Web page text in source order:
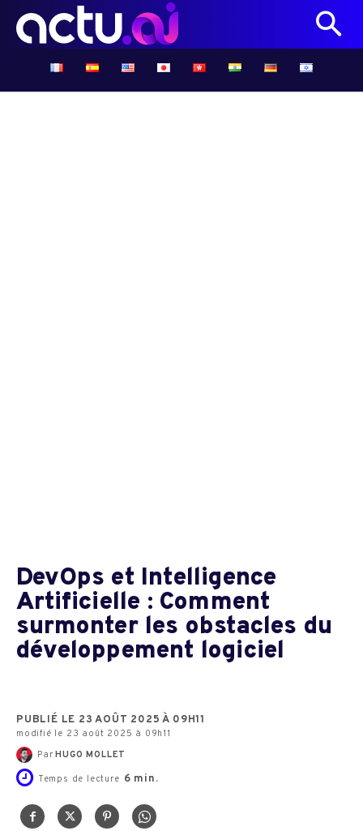
DevOps et Intelligence
Artificielle : Comment
surmonter les obstacles du
développement logiciel
PUBLIÉ LE 23 AOÛT 2025 À 09H11
modifié le 23 août 2025 à 09h11
Par HUGO MOLLET
Temps de lecture 6 min.